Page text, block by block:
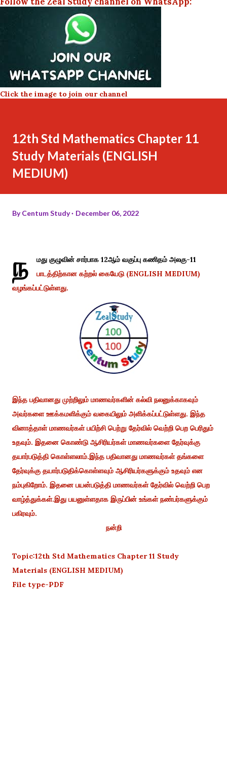
Click the image to join our channel
12th Std Mathematics Chapter 11
Study Materials (ENGLISH
MEDIUM)
ByCentum Study December 06, 2022
ந
மது குழுவின் சார்பாக 12ஆம் வகுப்பு கணிதம் அலகு-11
பாடத்திற்கான கற்றல் கையேடு (ENGLISH MEDIUM)
வழங்கப்பட்டுள்ளது.
இந்த பதிவானது முற்றிலும் மாணவர்களின் கல்வி நலனுக்காகவும்
அவர்களை ஊக்கமளிக்கும் வகையிலும் அளிக்கப்பட்டுள்ளது. இந்த
வினாத்தாள் மாணவர்கள் பயிற்சி பெற்று தேர்வில் வெற்றி பெற பெரிதும்
உதவும். இதனை கொண்டு ஆசிரியர்கள் மாணவர்களை தேர்வுக்கு
தயார்படுத்தி கொள்ளலாம்.இந்த பதிவானது மாணவர்கள் தங்களை
தேர்வுக்கு தயார்படுதிக்கொள்ளவும் ஆசிரியர்களுக்கும் உதவும் என
நம்புகிறோம். இதனை பயன்படுத்தி மாணவர்கள் தேர்வில் வெற்றி பெற
வாழ்த்துக்கள்.இது பயனுள்ளதாக இருப்பின் உங்கள் நண்பர்களுக்கும்
பகிரவும்.
நன்றி
Topic:12th Std Mathematics Chapter 11 Study
Materials (ENGLISH MEDIUM)
File type-PDF